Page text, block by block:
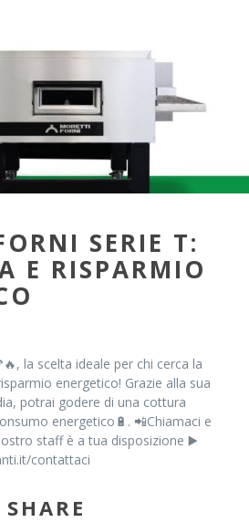
SERIE T:
E RISPARMIO
la scelta ideale per chi cerca la
energetico! Grazie alla sua
potrai godere di una cottura
energetico🔋. 📲Chiamaci e
staff è a tua disposizione ▶️
contattaci
SHARE